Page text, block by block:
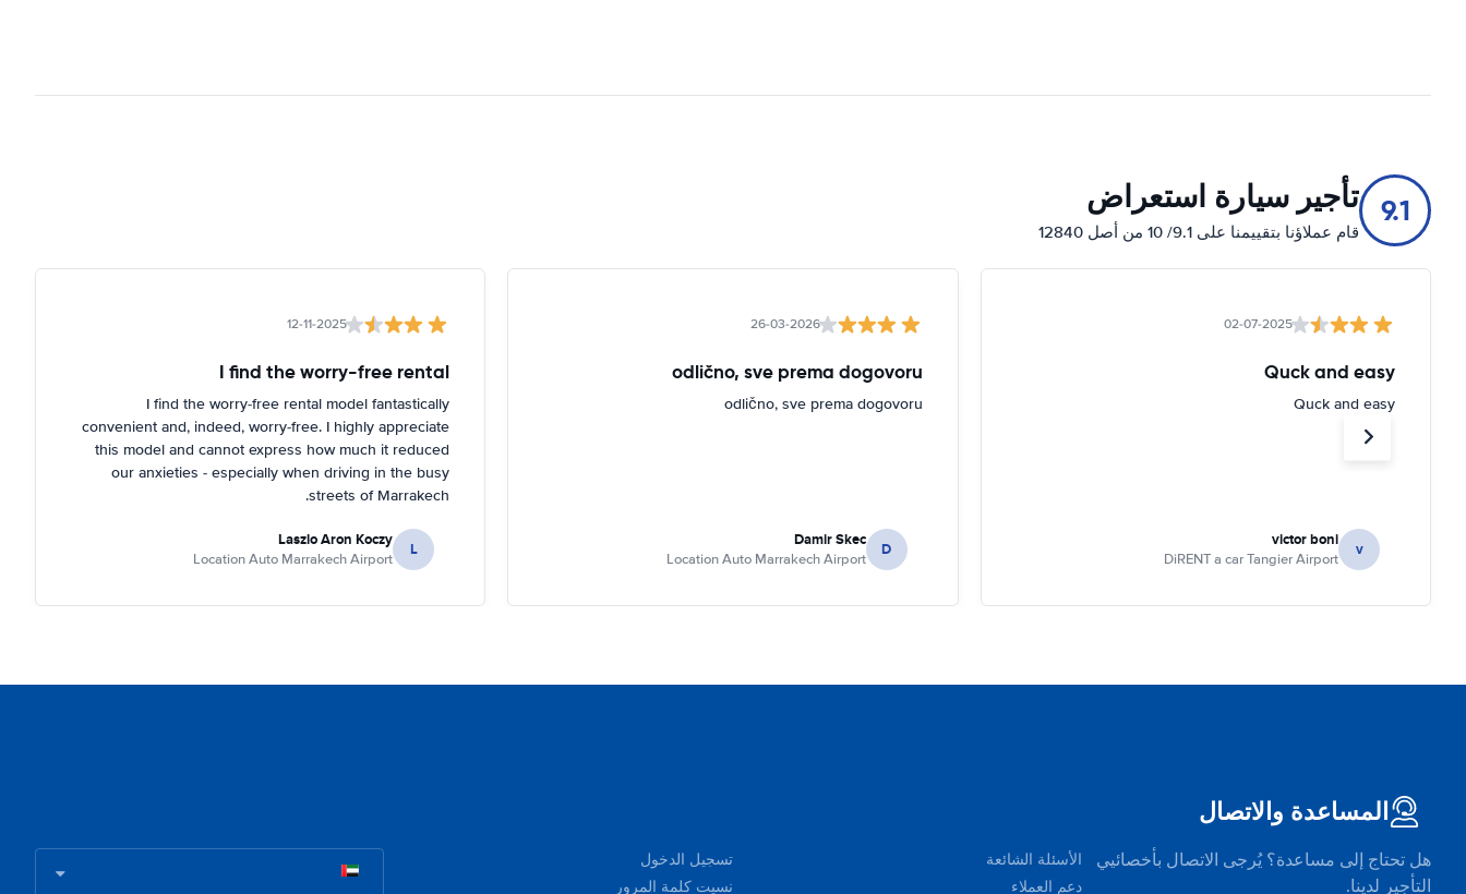
9.1 تأجير سيارة استعراض
قام عملاؤنا بتقييمنا على 9.1/ 10 من أصل 12840
02-07-2025
Quck and easy
Quck and easy
v
victor boni
DiRENT a car Tangier Airport
26-03-2026
odlično, sve prema dogovoru
odlično, sve prema dogovoru
D
Damir Skec
Location Auto Marrakech Airport
12-11-2025
I find the worry-free rental
I find the worry-free rental model fantastically
convenient and, indeed, worry-free. I highly appreciate
this model and cannot express how much it reduced
our anxieties - especially when driving in the busy
streets of Marrakech.
L
Laszlo Aron Koczy
Location Auto Marrakech Airport
المساعدة والاتصال
هل تحتاج إلى مساعدة؟ يُرجى الاتصال بأخصائيي
التأجير لدينا.
الأسئلة الشائعة
دعم العملاء
تسجيل الدخول
نسيت كلمة المرور